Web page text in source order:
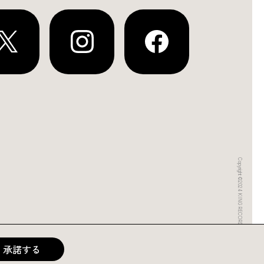
Copyright ©2024 KING RECORDS
承諾する